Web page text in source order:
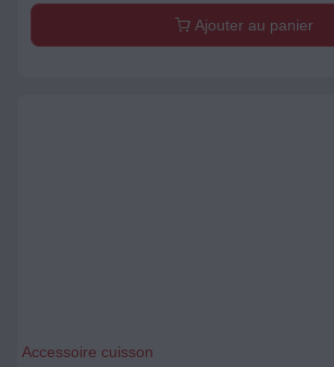
Ajouter au panier
Accessoire cuisson